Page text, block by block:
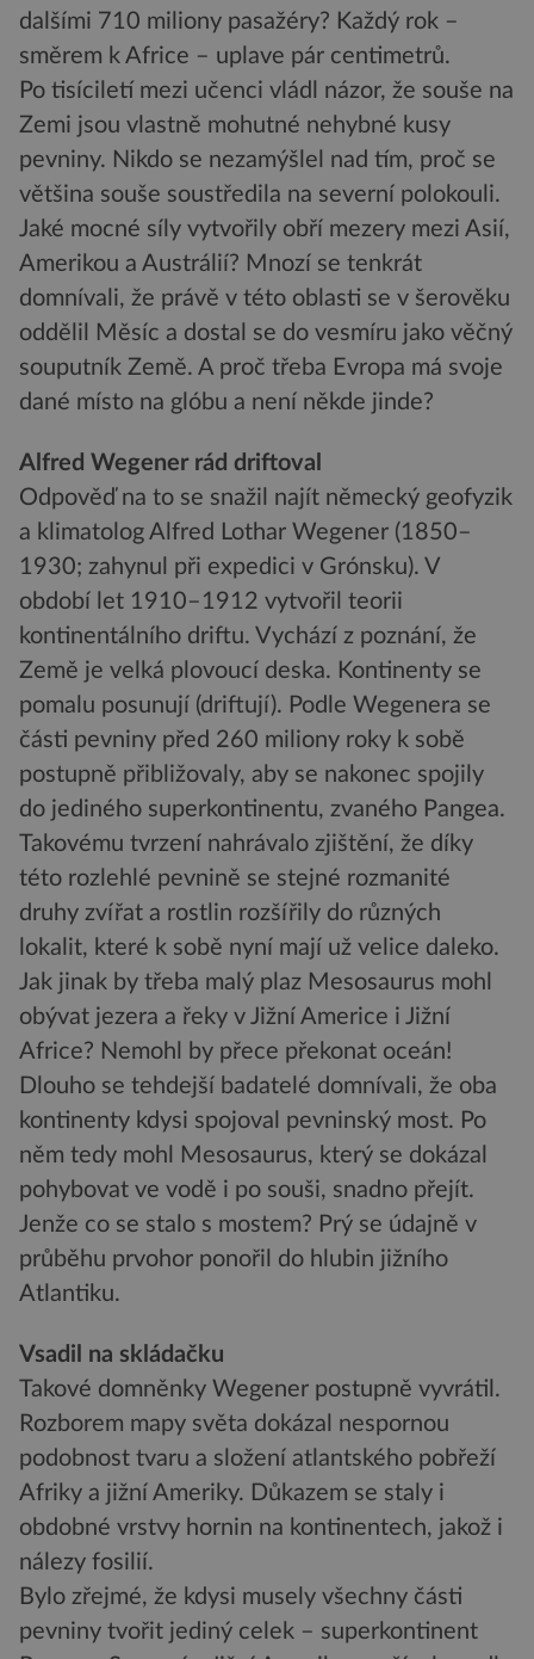
dalšími 710 miliony pasažéry? Každý rok –
směrem k Africe – uplave pár centimetrů.
Po tisíciletí mezi učenci vládl názor, že souše na
Zemi jsou vlastně mohutné nehybné kusy
pevniny. Nikdo se nezamýšlel nad tím, proč se
většina souše soustředila na severní polokouli.
Jaké mocné síly vytvořily obří mezery mezi Asií,
Amerikou a Austrálií? Mnozí se tenkrát
domnívali, že právě v této oblasti se v šerověku
oddělil Měsíc a dostal se do vesmíru jako věčný
souputník Země. A proč třeba Evropa má svoje
dané místo na glóbu a není někde jinde?
Alfred Wegener rád driftoval
Odpověď na to se snažil najít německý geofyzik
a klimatolog Alfred Lothar Wegener (1850–
1930; zahynul při expedici v Grónsku). V
období let 1910–1912 vytvořil teorii
kontinentálního driftu. Vychází z poznání, že
Země je velká plovoucí deska. Kontinenty se
pomalu posunují (driftují). Podle Wegenera se
části pevniny před 260 miliony roky k sobě
postupně přibližovaly, aby se nakonec spojily
do jediného superkontinentu, zvaného Pangea.
Takovému tvrzení nahrávalo zjištění, že díky
této rozlehlé pevnině se stejné rozmanité
druhy zvířat a rostlin rozšířily do různých
lokalit, které k sobě nyní mají už velice daleko.
Jak jinak by třeba malý plaz Mesosaurus mohl
obývat jezera a řeky v Jižní Americe i Jižní
Africe? Nemohl by přece překonat oceán!
Dlouho se tehdejší badatelé domnívali, že oba
kontinenty kdysi spojoval pevninský most. Po
něm tedy mohl Mesosaurus, který se dokázal
pohybovat ve vodě i po souši, snadno přejít.
Jenže co se stalo s mostem? Prý se údajně v
průběhu prvohor ponořil do hlubin jižního
Atlantiku.
Vsadil na skládačku
Takové domněnky Wegener postupně vyvrátil.
Rozborem mapy světa dokázal nespornou
podobnost tvaru a složení atlantského pobřeží
Afriky a jižní Ameriky. Důkazem se staly i
obdobné vrstvy hornin na kontinentech, jakož i
nálezy fosilií.
Bylo zřejmé, že kdysi musely všechny části
pevniny tvořit jediný celek – superkontinent